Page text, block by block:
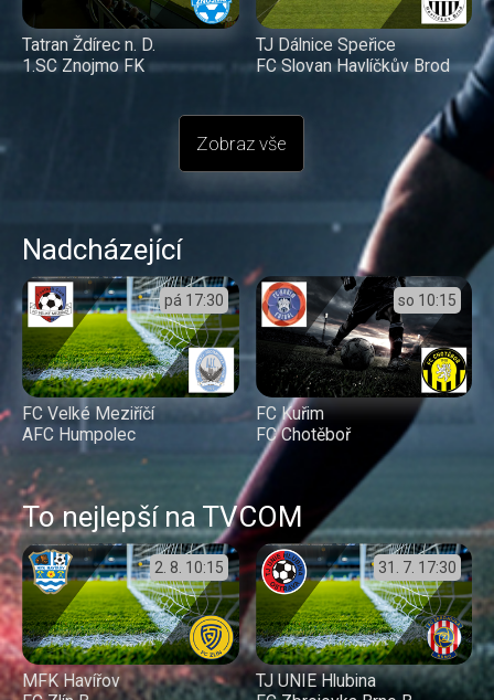
Tatran Ždírec n. D.
1.SC Znojmo FK
TJ Dálnice Speřice
FC Slovan Havlíčkův Brod
Zobraz vše
Nadcházející
pá 17:30
FC Velké Meziříčí
AFC Humpolec
so 10:15
FC Kuřim
FC Chotěboř
To nejlepší na TVCOM
2. 8. 10:15
MFK Havířov
31. 7. 17:30
TJ UNIE Hlubina